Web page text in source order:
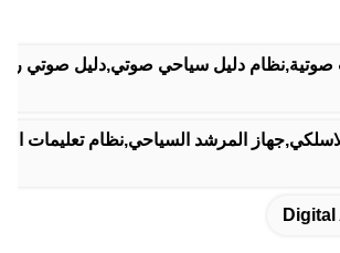
صوتية,نظام دليل سياحي صوتي,دليل صوتي
المرشد السياحي,نظام تعليمات